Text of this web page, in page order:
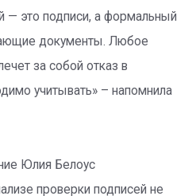
— это подписи, а формальный
документы. Любое
за собой отказ в
учитывать» – напомнила
Юлия Белоус
проверки подписей не